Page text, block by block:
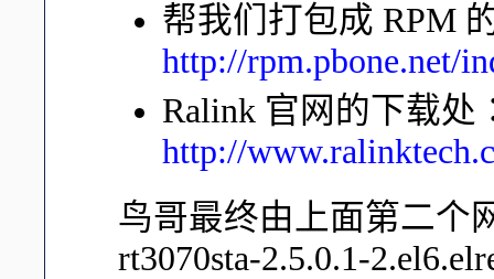
帮我们打包成 RPM
http://rpm.pbone.net/
Ralink 官网的下载处
http://
鸟哥最终由上面第二个
rt3070sta-2.5.0.1-